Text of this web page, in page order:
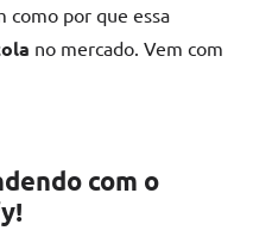
como por que essa
no mercado. Vem com
com o